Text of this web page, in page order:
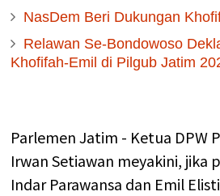
NasDem Beri Dukungan
Relawan Se-Bondowoso
Khofifah-Emil di Pilgub Jatim
Parlemen Jatim - Ketua DPW
Irwan Setiawan meyakini, jika
Indar Parawansa dan Emil